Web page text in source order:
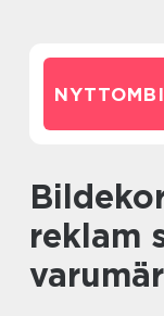
Bildekor sundsvall rörlig
reklam